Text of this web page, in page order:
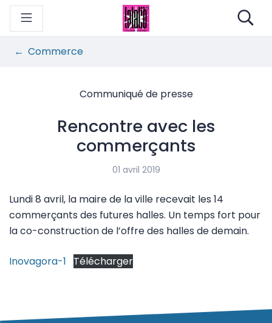
Gestion des traceurs
Aller
contenu
Commerce
Communiqué de presse
Rencontre avec les
commerçants
01 avril 2019
Lundi 8 avril, la maire de la ville recevait les 14
commerçants des futures halles. Un temps fort pour
la co-construction de l’offre des halles de demain.
Inovagora-1 Télécharger